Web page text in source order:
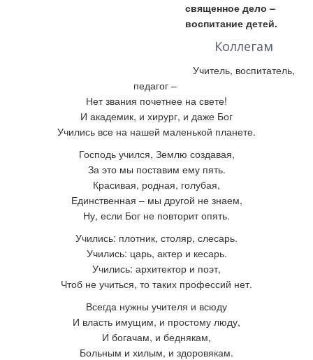
священное дело –
воспитание детей.
Коллегам
Учитель, воспитатель,
педагог –
Нет звания почетнее на свете!
И академик, и хирург, и даже Бог
Учились все на нашей маленькой планете.
Господь учился, Землю создавая,
За это мы поставим ему пять.
Красивая, родная, голубая,
Единственная – мы другой не знаем,
Ну, если Бог не повторит опять.
Учились: плотник, столяр, слесарь.
Учились: царь, актер и кесарь.
Учились: архитектор и поэт,
Чтоб не учиться, то таких профессий нет.
Всегда нужны учителя и всюду
И власть имущим, и простому люду,
И богачам, и беднякам,
Больным и хилым, и здоровякам.